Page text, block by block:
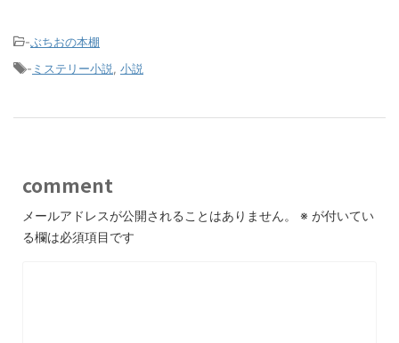
-ぶちおの本棚
- ミステリー小説 小説
comment
メールアドレスが公開されることはありません。 ※ が付いてい
る欄は必須項目です